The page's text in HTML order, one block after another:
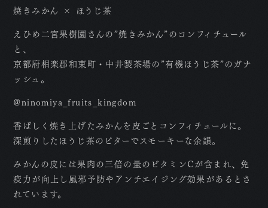
焼きみかん × ほうじ茶
えひめ二宮果樹園さんの”焼きみかん”のコンフィチュール
と、
京都府相楽郡和束町・中井製茶場の”有機ほうじ茶”のガナ
ッシュ。
@ninomiya_fruits_kingdom
香ばしく焼き上げたみかんを皮ごとコンフィチュールに。
深煎りしたほうじ茶のビターでスモーキーな余韻。
みかんの皮には果肉の三倍の量のビタミンCが含まれ、免
疫力が向上し風邪予防やアンチエイジング効果があるとさ
れています。